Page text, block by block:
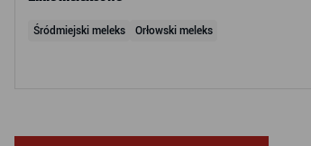
Śródmiejski meleks Orłowski meleks